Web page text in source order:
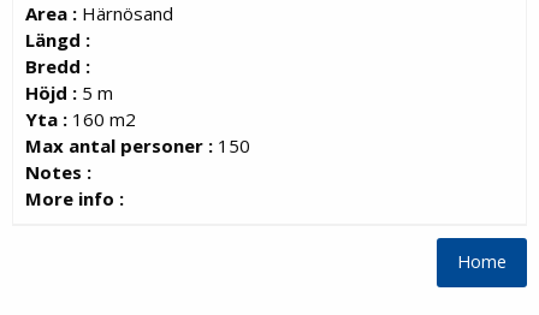
Area : Härnösand
Längd :
Bredd :
Höjd : 5 m
Yta : 160 m2
Max antal personer : 150
Notes :
More info :